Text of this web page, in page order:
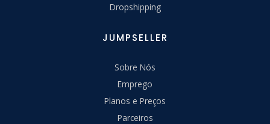
Dropshipping
JUMPSELLER
Sobre Nós
Emprego
Planos e Preços
Parceiros